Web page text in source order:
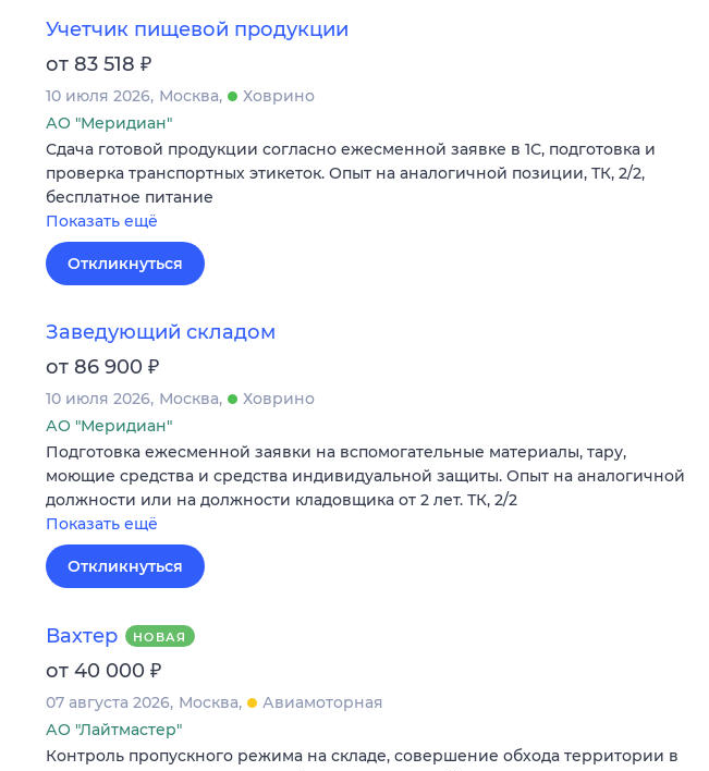
Учетчик пищевой продукции
от 83 518 ₽
10 июля 2026 Москва
Ховрино
АО "Меридиан"
Сдача готовой продукции согласно ежесменной заявке в 1С, подготовка и
проверка транспортных этикеток. Опыт на аналогичной позиции, ТК, 2/2,
бесплатное питание
Показать ещё
Откликнуться
Заведующий складом
от 86 900 ₽
10 июля 2026 Москва
Ховрино
АО "Меридиан"
Подготовка ежесменной заявки на вспомогательные материалы, тару,
моющие средства и средства индивидуальной защиты. Опыт на аналогичной
должности или на должности кладовщика от 2 лет. ТК, 2/2
Показать ещё
Откликнуться
Вахтер НОВАЯ
от 40 000 ₽
07 августа 2026 Москва
Авиамоторная
АО "Лайтмастер"
Контроль пропускного режима на складе, совершение обхода территории в